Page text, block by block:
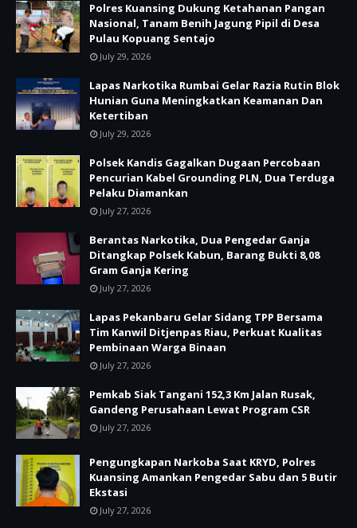
Polres Kuansing Dukung Ketahanan Pangan
Nasional, Tanam Benih Jagung Pipil di Desa
Pulau Kopuang Sentajo
July 29, 2026
Lapas Narkotika Rumbai Gelar Razia Rutin Blok
Hunian Guna Meningkatkan Keamanan Dan
Ketertiban
July 29, 2026
Polsek Kandis Gagalkan Dugaan Percobaan
Pencurian Kabel Grounding PLN, Dua Terduga
Pelaku Diamankan
July 27, 2026
Berantas Narkotika, Dua Pengedar Ganja
Ditangkap Polsek Kabun, Barang Bukti 8,08
Gram Ganja Kering
July 27, 2026
Lapas Pekanbaru Gelar Sidang TPP Bersama
Tim Kanwil Ditjenpas Riau, Perkuat Kualitas
Pembinaan Warga Binaan
July 27, 2026
Pemkab Siak Tangani 152,3 Km Jalan Rusak,
Gandeng Perusahaan Lewat Program CSR
July 27, 2026
Pengungkapan Narkoba Saat KRYD, Polres
Kuansing Amankan Pengedar Sabu dan 5 Butir
Ekstasi
July 27, 2026